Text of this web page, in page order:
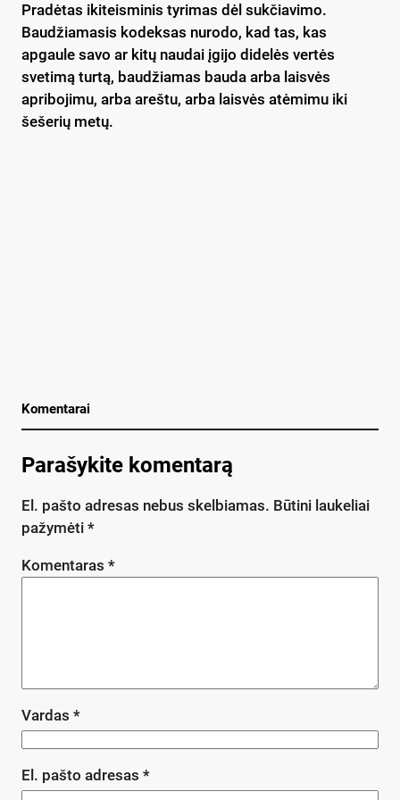
Pradėtas ikiteisminis tyrimas dėl sukčiavimo.
Baudžiamasis kodeksas nurodo, kad tas, kas
apgaule savo ar kitų naudai įgijo didelės vertės
svetimą turtą, baudžiamas bauda arba laisvės
apribojimu, arba areštu, arba laisvės atėmimu iki
šešerių metų.
Komentarai
Parašykite komentarą
El. pašto adresas nebus skelbiamas. Būtini laukeliai
pažymėti *
Komentaras *
Vardas *
El. pašto adresas *